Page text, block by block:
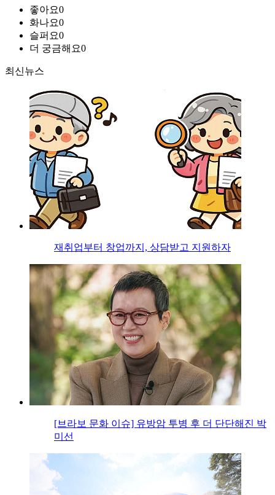
좋아요0
화나요0
슬퍼요0
더 궁금해요0
최신뉴스
재취업부터 창업까지, 상담받고 지원하자
[브라보 문화 이슈] 유방암 투병 후 더 단단해진 박
미선